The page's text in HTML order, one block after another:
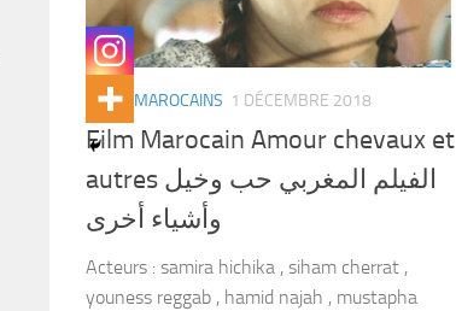
FILMS MAROCAINS 1 DÉCEMBRE 2018
Film Marocain Amour chevaux et
autres الفيلم المغربي حب وخيل
وأشياء أخرى
Acteurs : samira hichika , siham cherrat ,
youness reggab , hamid najah , mustapha